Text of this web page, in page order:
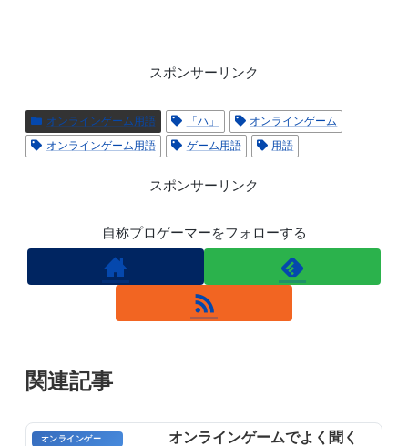
スポンサーリンク
オンラインゲーム用語 「ハ」
オンラインゲーム
オンラインゲーム用語
ゲーム用語 用語
スポンサーリンク
自称プロゲーマーをフォローする
関連記事
オンラインゲームでよく聞く